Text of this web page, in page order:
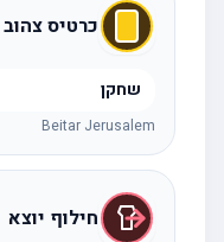
כרטיס צהוב
שחקן
Beitar Jerusalem
חילוף יוצא